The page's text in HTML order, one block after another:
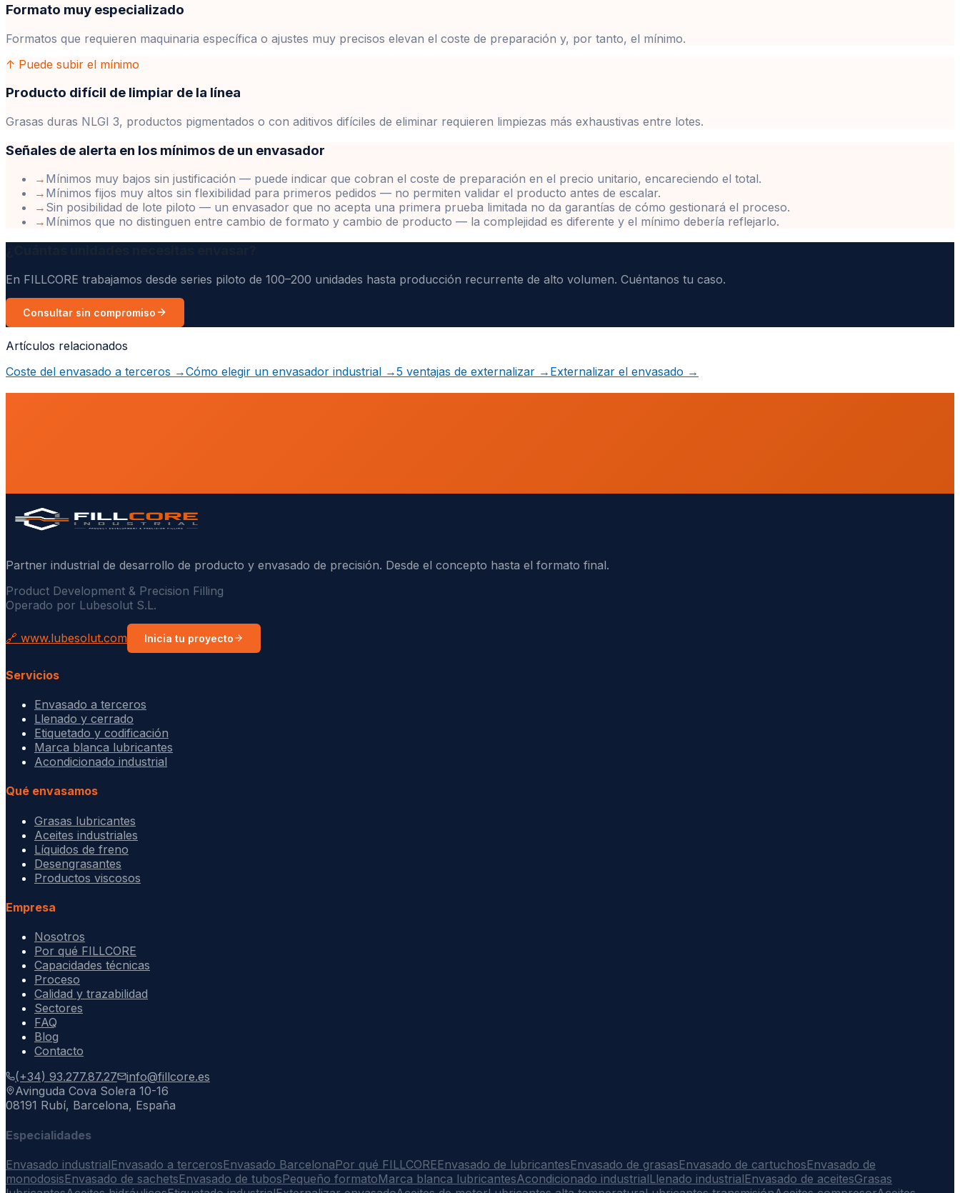
Formato muy especializado
Formatos que requieren maquinaria específica o ajustes muy precisos elevan el coste de preparación y, por tanto, el mínimo.
↑ Puede subir el mínimo
Producto difícil de limpiar de la línea
Grasas duras NLGI 3, productos pigmentados o con aditivos difíciles de eliminar requieren limpiezas más exhaustivas entre lotes.
Señales de alerta en los mínimos de un envasador
→ Mínimos muy bajos sin justificación — puede indicar que cobran el coste de preparación en el precio unitario, encareciendo el total.
→ Mínimos fijos muy altos sin flexibilidad para primeros pedidos — no permiten validar el producto antes de escalar.
→ Sin posibilidad de lote piloto — un envasador que no acepta una primera prueba limitada no da garantías de cómo gestionará el proceso.
→ Mínimos que no distinguen entre cambio de formato y cambio de producto — la complejidad es diferente y el mínimo debería reflejarlo.
En FILLCORE trabajamos desde series piloto de 100–200 unidades hasta producción recurrente de alto volumen. Cuéntanos tu caso.
Consultar sin compromiso
Artículos relacionados
Coste del envasado a terceros →Cómo elegir un envasador industrial →5 ventajas de externalizar → Externalizar el envasado →
Partner industrial de desarrollo de producto y envasado de precisión. Desde el concepto hasta el formato final.
Product Development & Precision Filling
Operado por Lubesolut S.L.
🔗 www.lubesolut.com Inicia tu proyecto
Servicios
Envasado a terceros
Llenado y cerrado
Etiquetado y codificación
Marca blanca lubricantes
Acondicionado industrial
Qué envasamos
Grasas lubricantes
Aceites industriales
Líquidos de freno
Desengrasantes
Productos viscosos
Empresa
Nosotros
Por qué FILLCORE
Capacidades técnicas
Proceso
Calidad y trazabilidad
Sectores
FAQ
Blog
Contacto
(+34) 93.277.87.27
info@fillcore.es
Avinguda Cova Solera 10-16
08191 Rubí, Barcelona, España
Especialidades
Envasado industrialEnvasado a tercerosEnvasado BarcelonaPor qué FILLCOREEnvasado de lubricantesEnvasado de grasasEnvasado de cartuchosEnvasado de
monodosisEnvasado de sachetsEnvasado de tubosPequeño formatoMarca blanca lubricantesAcondicionado industrialLlenado industrialEnvasado de aceitesGrasas